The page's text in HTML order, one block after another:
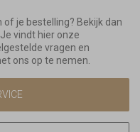
of je bestelling? Bekijk dan
vindt hier onze
vragen en
ons op te nemen.